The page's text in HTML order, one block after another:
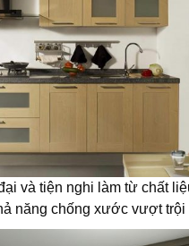
và tiện nghi làm từ chất
năng chống xước vượt trội